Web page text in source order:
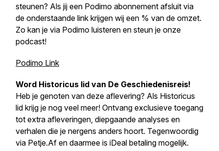
steunen? Als jij een Podimo abonnement afsluit via
de onderstaande link krijgen wij een % van de omzet.
Zo kan je via Podimo luisteren en steun je onze
podcast!
Podimo Link
Word Historicus lid van De Geschiedenisreis!
Heb je genoten van deze aflevering? Als Historicus
lid krijg je nog veel meer! Ontvang exclusieve toegang
tot extra afleveringen, diepgaande analyses en
verhalen die je nergens anders hoort. Tegenwoordig
via Petje.Af en daarmee is iDeal betaling mogelijk.